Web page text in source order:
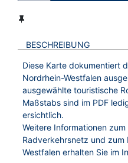
BESCHREIBUNG
Diese Karte dokumentiert
Nordrhein-Westfalen
ausgewählte touristische
Maßstabs sind im PDF
ersichtlich.
Weitere Informationen
Radverkehrsnetz und
Westfalen erhalten Sie im